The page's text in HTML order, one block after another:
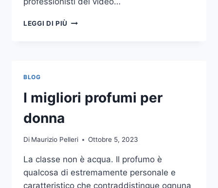
LEGGI DI PIÙ
VIDEO
BLOG
I migliori profumi per
donna
Di Maurizio Pelleri Ottobre 5, 2023
La classe non è acqua. Il profumo è
qualcosa di estremamente personale e
caratteristico che contraddistingue ognuna